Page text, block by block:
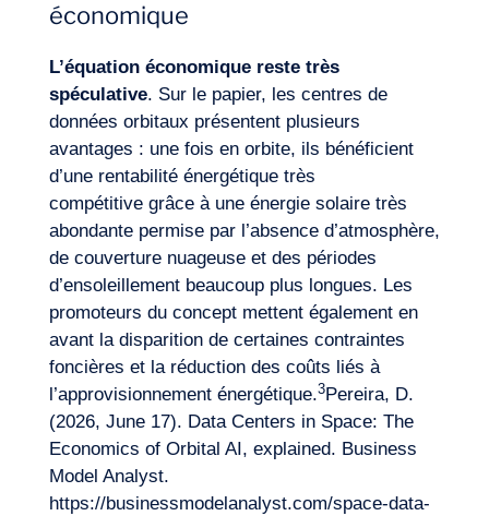
économique
L’équation économique reste très
spéculative. Sur le papier, les centres de
données orbitaux présentent plusieurs
avantages : une fois en orbite, ils bénéficient
d’une rentabilité énergétique très
compétitive grâce à une énergie solaire très
abondante permise par l’absence d’atmosphère,
de couverture nuageuse et des périodes
d’ensoleillement beaucoup plus longues. Les
promoteurs du concept mettent également en
avant la disparition de certaines contraintes
foncières et la réduction des coûts liés à
l’approvisionnement énergétique.3Pereira, D.
(2026, June 17). Data Centers in Space: The
Economics of Orbital AI, explained. Business
Model Analyst.
https://businessmodelanalyst.com/space-data-